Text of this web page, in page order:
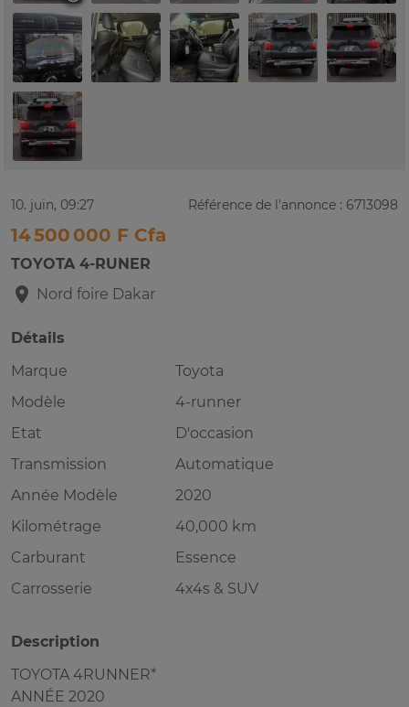
10. juin, 09:27 Référence de l'annonce : 6713098
14 500 000 F Cfa
TOYOTA 4-RUNER
Nord foire Dakar
Détails
Marque
Toyota
Modèle
4-runner
Etat
D'occasion
Transmission
Automatique
Année Modèle
2020
Kilométrage
40,000 km
Carburant
Essence
Carrosserie
4x4s & SUV
Description
TOYOTA 4RUNNER*
ANNÉE 2020